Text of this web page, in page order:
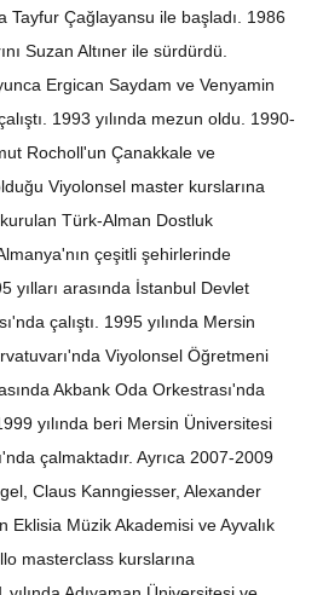
Tayfur Çağlayansu ile başladı. 1986
Suzan Altıner ile sürdürdü.
Ergican Saydam ve Venyamin
1993 yılında mezun oldu. 1990-
Rocholl'un Çanakkale ve
Viyolonsel master kurslarına
kurulan Türk-Alman Dostluk
çeşitli şehirlerinde
yılları arasında İstanbul Devlet
çalıştı. 1995 yılında Mersin
Viyolonsel Öğretmeni
Akbank Oda Orkestrası'nda
yılında beri Mersin Üniversitesi
çalmaktadır. Ayrıca 2007-2009
Claus Kanngiesser, Alexander
Eklisia Müzik Akademisi ve Ayvalık
masterclass kurslarına